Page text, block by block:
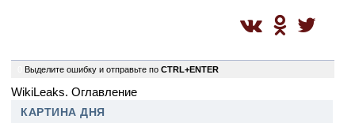
Выделите ошибку и отправьте по CTRL+ENTER
WikiLeaks. Оглавление
КАРТИНА ДНЯ